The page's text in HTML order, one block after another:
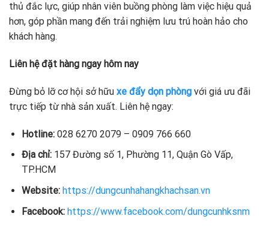
thủ đắc lực, giúp nhân viên buồng phòng làm việc hiệu quả
hơn, góp phần mang đến trải nghiệm lưu trú hoàn hảo cho
khách hàng.
Liên hệ đặt hàng ngay hôm nay
Đừng bỏ lỡ cơ hội sở hữu xe đẩy dọn phòng với giá ưu đãi
trực tiếp từ nhà sản xuất. Liên hệ ngay:
Hotline:028 6270 2079 – 0909 766 660
Địa chỉ:157 Đường số 1, Phường 11, Quận Gò Vấp,
TP.HCM
Website: https://dungcunhahangkhachsan.vn
Facebook: https://www.facebook.com/dungcunhksnm